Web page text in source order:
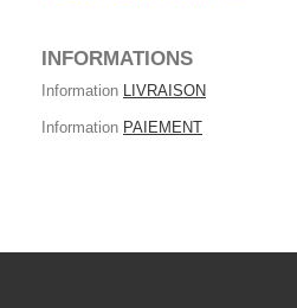
INFORMATIONS
Information LIVRAISON
Information PAIEMENT